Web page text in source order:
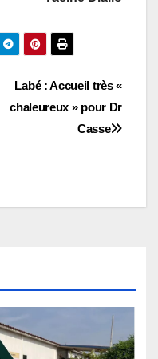
Labé : Accueil très «
chaleureux » pour Dr
Casse